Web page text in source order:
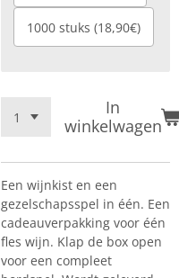
1000 stuks (18,90€)
In
winkelwagen
Een wijnkist en een
gezelschapsspel in één. Een
cadeauverpakking voor één
fles wijn. Klap de box open
voor een compleet